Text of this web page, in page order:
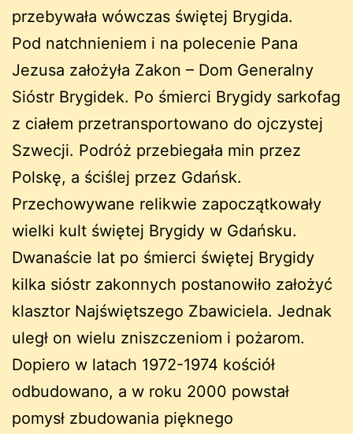
przebywała wówczas świętej Brygida.
Pod natchnieniem i na polecenie Pana
Jezusa założyła Zakon – Dom Generalny
Sióstr Brygidek. Po śmierci Brygidy sarkofag
z ciałem przetransportowano do ojczystej
Szwecji. Podróż przebiegała min przez
Polskę, a ściślej przez Gdańsk.
Przechowywane relikwie zapoczątkowały
wielki kult świętej Brygidy w Gdańsku.
Dwanaście lat po śmierci świętej Brygidy
kilka sióstr zakonnych postanowiło założyć
klasztor Najświętszego Zbawiciela. Jednak
uległ on wielu zniszczeniom i pożarom.
Dopiero w latach 1972-1974 kościół
odbudowano, a w roku 2000 powstał
pomysł zbudowania pięknego